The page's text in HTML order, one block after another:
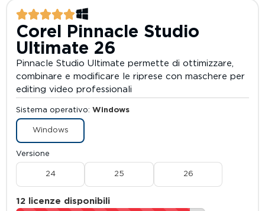
Corel Pinnacle Studio
Ultimate 26
Pinnacle Studio Ultimate permette di ottimizzare,
combinare e modificare le riprese con maschere per
editing video professionali
Sistema operativo Windows
Windows
Versione
24 25 26
12 licenze disponibili